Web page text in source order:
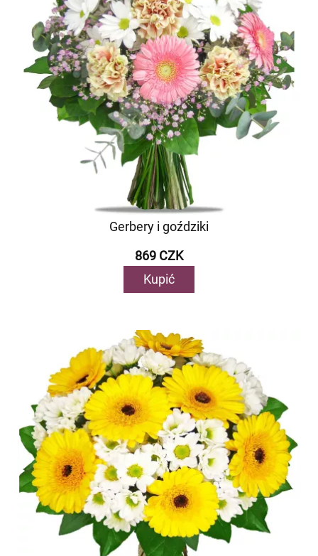
Gerbery i goździki
869 CZK
Kupić